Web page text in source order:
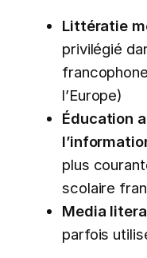
Littératie
privilégié
l’Europe)
Éducation
plus
scolaire
Media
parfois